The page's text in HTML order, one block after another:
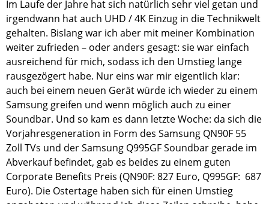
Im Laufe der Jahre hat sich natürlich sehr viel getan und
irgendwann hat auch UHD / 4K Einzug in die Technikwelt
gehalten. Bislang war ich aber mit meiner Kombination
weiter zufrieden – oder anders gesagt: sie war einfach
ausreichend für mich, sodass ich den Umstieg lange
rausgezögert habe. Nur eins war mir eigentlich klar:
auch bei einem neuen Gerät würde ich wieder zu einem
Samsung greifen und wenn möglich auch zu einer
Soundbar. Und so kam es dann letzte Woche: da sich die
Vorjahresgeneration in Form des Samsung QN90F 55
Zoll TVs und der Samsung Q995GF Soundbar gerade im
Abverkauf befindet, gab es beides zu einem guten
Corporate Benefits Preis (QN90F: 827 Euro, Q995GF: 687
Euro). Die Ostertage haben sich für einen Umstieg